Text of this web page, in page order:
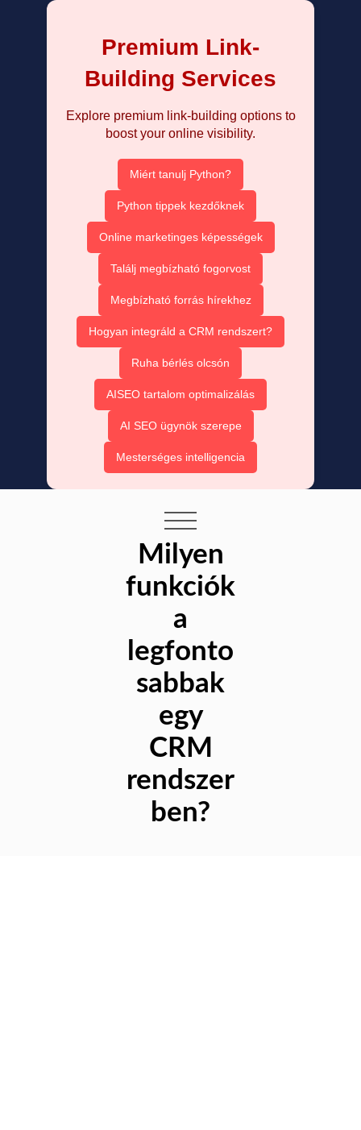
Premium Link-
Building Services
Explore premium link-building options to
boost your online visibility.
Miért tanulj Python?
Python tippek kezdőknek
Online marketinges képességek
Találj megbízható fogorvost
Megbízható forrás hírekhez
Hogyan integráld a CRM rendszert?
Ruha bérlés olcsón
AISEO tartalom optimalizálás
AI SEO ügynök szerepe
Mesterséges intelligencia
Milyen
funkciók
a
legfonto
sabbak
egy
CRM
rendszer
ben?